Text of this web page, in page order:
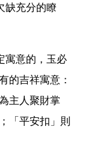
缺充分的瞭
寓意的，玉必
的吉祥寓意：
主人聚財掌
「平安扣」則